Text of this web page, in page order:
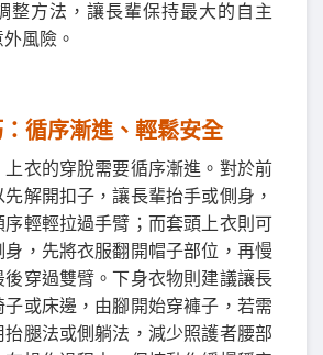
整方法，讓長輩保持最大的自主
風險。
循序漸進、輕鬆安全
上衣的穿脫需要循序漸進。對於前
解開扣子，讓長輩抬手或側身，
序輕輕拉過手臂；而套頭上衣則可
，先將衣服翻開帽子部位，再慢
後穿過雙臂。下身衣物則建議讓長
子或床邊，由腳開始穿褲子，若需
腿法或側躺法，減少照護者腰部